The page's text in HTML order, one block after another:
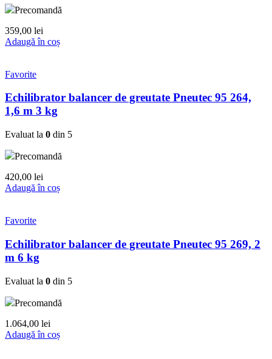
Precomandă
359,00 lei
Adaugă în coș
Favorite
Echilibrator balancer de greutate Pneutec 95 264,
1,6 m 3 kg
Evaluat la 0 din 5
Precomandă
420,00 lei
Adaugă în coș
Favorite
Echilibrator balancer de greutate Pneutec 95 269, 2
m 6 kg
Evaluat la 0 din 5
Precomandă
1.064,00 lei
Adaugă în coș